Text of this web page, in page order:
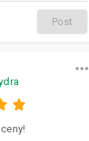
Post
more_horiz